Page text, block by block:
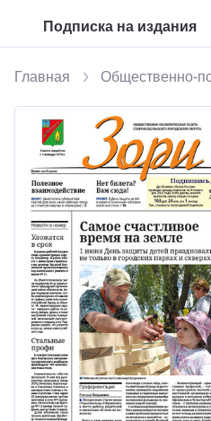
Подписка на издания
Главная Общественно-